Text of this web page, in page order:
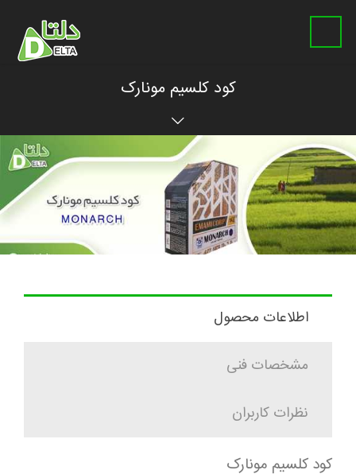
کود کلسیم مونارک
اطلاعات محصول
مشخصات فنی
نظرات کاربران
کود کلسیم مونارک